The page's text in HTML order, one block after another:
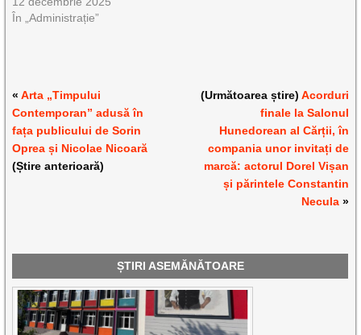
În „Administrație”
«Arta „Timpului
Contemporan” adusă în
fața publicului de Sorin
Oprea și Nicolae Nicoară
(Știre anterioară)
(Următoarea știre) Acorduri
finale la Salonul
Hunedorean al Cărții, în
compania unor invitați de
marcă: actorul Dorel Vișan
și părintele Constantin
Necula»
ȘTIRI ASEMĂNĂTOARE